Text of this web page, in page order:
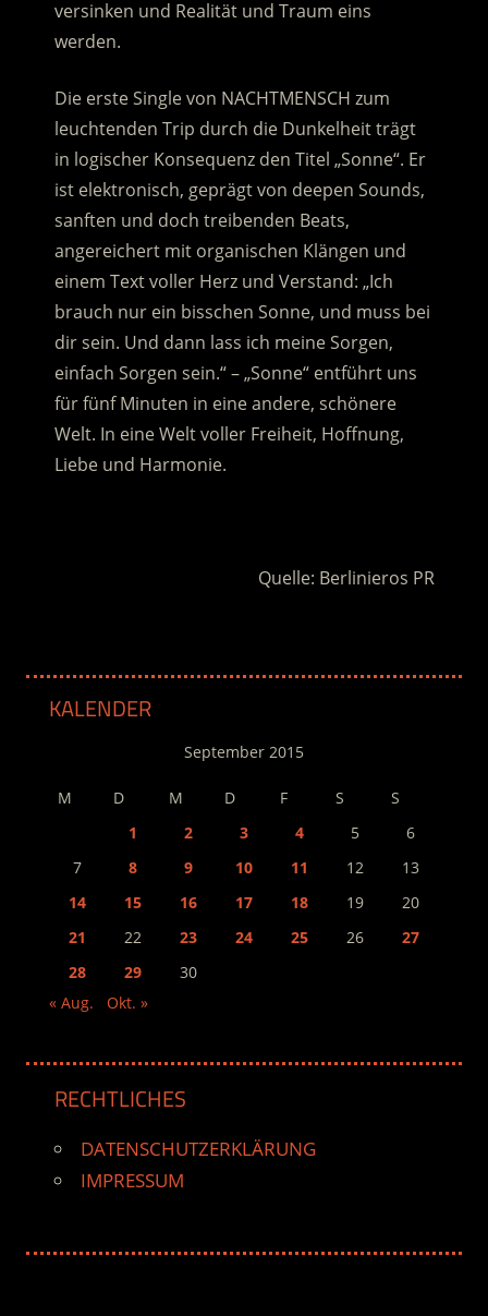
versinken und Realität und Traum eins
werden.
Die erste Single von NACHTMENSCH zum
leuchtenden Trip durch die Dunkelheit trägt
in logischer Konsequenz den Titel „Sonne“. Er
ist elektronisch, geprägt von deepen Sounds,
sanften und doch treibenden Beats,
angereichert mit organischen Klängen und
einem Text voller Herz und Verstand: „Ich
brauch nur ein bisschen Sonne, und muss bei
dir sein. Und dann lass ich meine Sorgen,
einfach Sorgen sein.“ – „Sonne“ entführt uns
für fünf Minuten in eine andere, schönere
Welt. In eine Welt voller Freiheit, Hoffnung,
Liebe und Harmonie.
Quelle: Berlinieros PR
KALENDER
September 2015
M D M D F S
S
1
2 3 4 5
6
7
8 9 10 11 12
13
14
15 16 17 18 19
20
21
22 23 24 25 26
27
28
29
30
« Aug.
Okt. »
RECHTLICHES
DATENSCHUTZERKLÄRUNG
IMPRESSUM